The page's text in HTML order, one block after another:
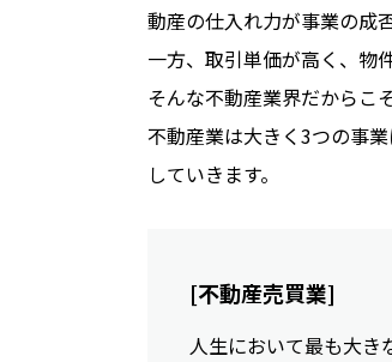
動産の仕入れ力が事業の成
一方、取引単価が高く、物
そんな不動産業界だからこ
不動産業は大きく3つの事
していきます。
[不動産売買業]
人生において最も大き